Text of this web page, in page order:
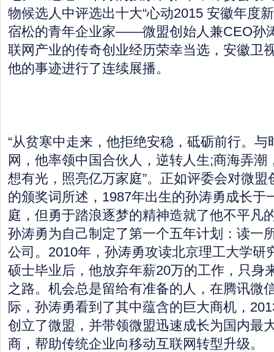
物候选人中评选出十大“心动2015 安徽年度
宿松的青年企业家——微盟创始人兼CEO孙
联网产业的传奇创业经历荣幸当选，安徽卫
他的事迹进行了连续展播。
“从贫寒中走来，他拒绝安稳，砥砺前行。
网，他率领中国合伙人，逆转人生;商海弄潮
想有光，照亮亿万家庭”。正如评委会对微
的颁奖词所述，1987年出生的孙涛勇成长于
庭，但勇于踏浪逐梦的精神造就了他不平凡
孙涛勇为自己制定了第一个五年计划：读一
公司。2010年，孙涛勇攻读北京理工大学研
硕士毕业后，他放弃年薪20万的工作，只身
之路。机会总是留给有准备的人，在腾讯微
际，孙涛勇看到了其中蕴含的巨大商机，
创立了微盟，并带领微盟迅速成长为国内最
商，帮助传统企业向移动互联网转型升级。